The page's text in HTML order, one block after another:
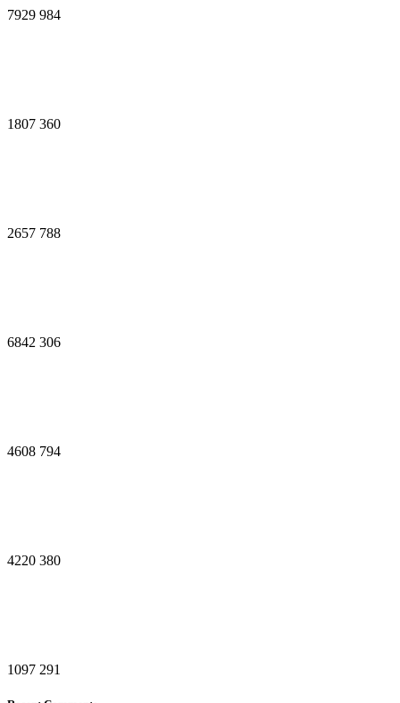
7929 984
1807 360
2657 788
6842 306
4608 794
4220 380
1097 291